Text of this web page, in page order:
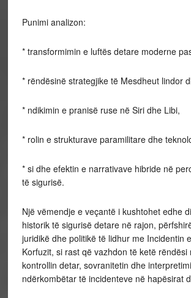
Punimi analizon:
* transformimin e luftës detare moderne
* rëndësinë strategjike të Mesdheut lindor
* ndikimin e pranisë ruse në Siri dhe Libi,
* rolin e strukturave paramilitare dhe
* si dhe efektin e narrativave hibride në
të sigurisë.
Një vëmendje e veçantë i kushtohet edhe
historik të sigurisë detare në rajon,
juridikë dhe politikë të lidhur me Incidentin
Korfuzit, si rast që vazhdon të ketë rëndësi
kontrollin detar, sovranitetin dhe
ndërkombëtar të incidenteve në hapësirat